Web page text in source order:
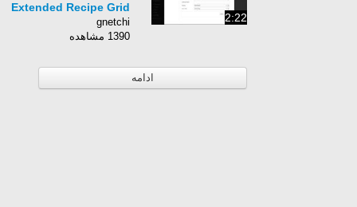
2:22
Extended Recipe Grid
Shortcode
gnetchi
1390 مشاهده
ادامه